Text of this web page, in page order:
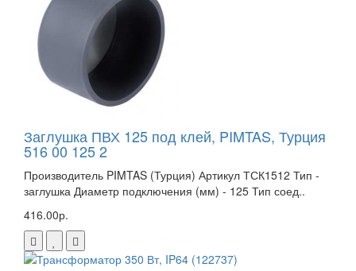
Заглушка ПВХ 125 под клей, PIMTAS, Турция
516 00 125 2
Производитель PIMTAS (Турция) Артикул ТСК1512 Тип -
заглушка Диаметр подключения (мм) - 125 Тип соед..
416.00р.